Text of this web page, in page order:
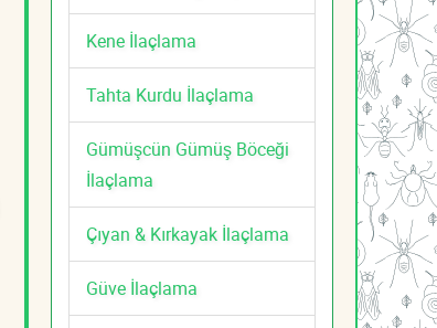
Kene İlaçlama
Tahta Kurdu İlaçlama
Gümüşcün Gümüş Böceği
İlaçlama
Çıyan & Kırkayak İlaçlama
Güve İlaçlama